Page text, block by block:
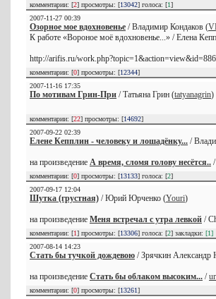
комментарии: [2] просмотры: [13042] голоса: [1]
2007-11-27 00:39
Озорное мое вдохновенье / Владимир Кондаков (
К работе «Вороное моё вдохновенье...» / Елена
http://arifis.ru/
комментарии: [0] просмотры: [12344]
2007-11-16 17:35
По мотивам Грин-При / Татьяна Грин (tatyanagrin)
комментарии: [22] просмотры: [14692]
2007-09-22 02:39
Елене Кепплин - человеку и лошадёнку... /
на произведение А время, сломя голову несётся..
комментарии: [0] просмотры: [13133] голоса: [2]
2007-09-17 12:04
Шутка (грустная) / Юрий Юрченко (Youri)
на произведение Меня встречал с утра левкой /
комментарии: [1] просмотры: [13306] голоса: [2] закладки: [1]
2007-08-14 14:23
Стать бы тучкой дождевою / Зрячкин Александр
на произведение Стать бы облаком высоким... /
комментарии: [0] просмотры: [13261]